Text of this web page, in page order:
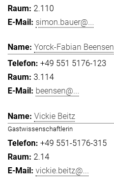
2.110
simon.bauer@...
Yorck-Fabian Beensen
+49 551 5176-123
3.114
beensen@...
Vickie Beitz
Gastwissenschaftlerin
+49 551-5176-315
2.14
vickie.beitz@...